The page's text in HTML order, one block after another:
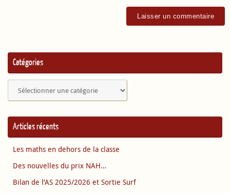
Catégories
Articles récents
Les maths en dehors de la classe
Des nouvelles du prix NAH…
Bilan de l’AS 2025/2026 et Sortie Surf